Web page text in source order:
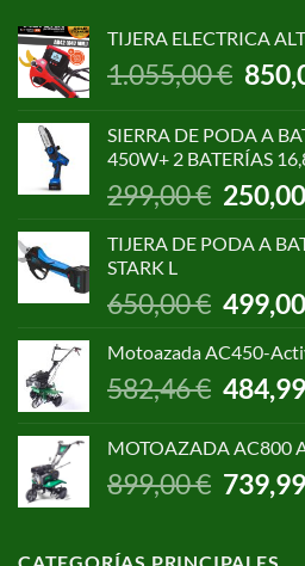
TIJERA ELECTRICA
1.055,00€ El
precio
era:
SIERRA DE PODA A
450W+ 2 BATERÍAS
299,00€ El
precio
original
299,00 €.
250,00
TIJERA DE PODA A
STARK L
650,00€
El
precio
original
650,00 €.
499,00
Motoazada AC450-
582,46€
El
precio
era:
582,46 €.
484,99
MOTOAZADA AC800
899,00€ El
precio
era:
739,99